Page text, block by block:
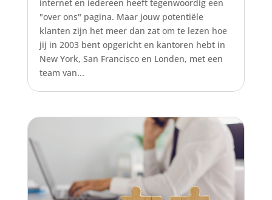
internet en iedereen heeft tegenwoordig een
"over ons" pagina. Maar jouw potentiële
klanten zijn het meer dan zat om te lezen hoe
jij in 2003 bent opgericht en kantoren hebt in
New York, San Francisco en Londen, met een
team van...